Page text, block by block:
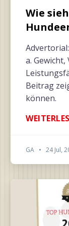
Wie
a.
Beitrag
können.
GA • 24 Jul,